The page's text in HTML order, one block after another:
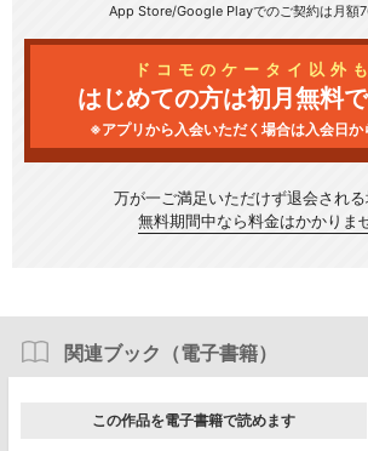
App Store/Google Playでのご契約は月額
ドコモのケータイ以外
はじめての方は初月無料
※アプリから入会いただく場合は入会日か
万が一ご満足いただけず退会される
無料期間中なら料金はかかりま
関連ブック（電子書籍）
この作品を電子書籍で読めます